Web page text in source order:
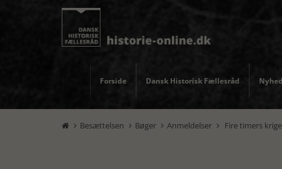
Forside Dansk Historisk Fællesråd
 Besættelsen  Bøger  Anmeldelser  Fire timers